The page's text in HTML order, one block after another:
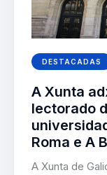
DESTACADAS
A Xunta
lectorado
Roma e A
A Xunta de